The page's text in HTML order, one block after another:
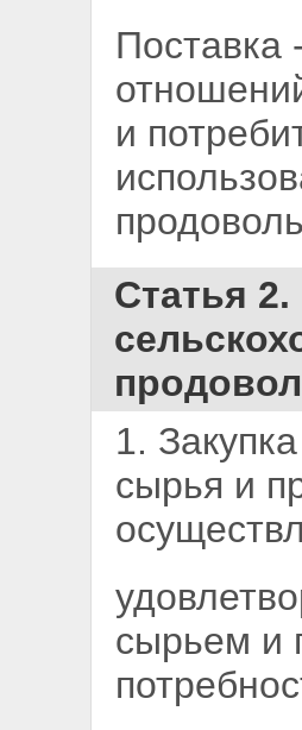
Поставка
и
Статья
1.
сырья и
сырьем и